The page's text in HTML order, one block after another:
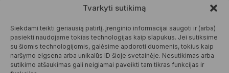
Tvarkyti sutikimą
Siekdami teikti geriausią patirtį, įrenginio informacijai saugoti ir (arba)
pasiekti naudojame tokias technologijas kaip slapukus. Jei sutiksime
su šiomis technologijomis, galėsime apdoroti duomenis, tokius kaip
naršymo elgsena arba unikalūs ID šioje svetainėje. Nesutikimas arba
sutikimo atšaukimas gali neigiamai paveikti tam tikras funkcijas ir
09:00 - 19:00
draugiškos tiek
Jums, tiek
gamtai.
DAUGIAU